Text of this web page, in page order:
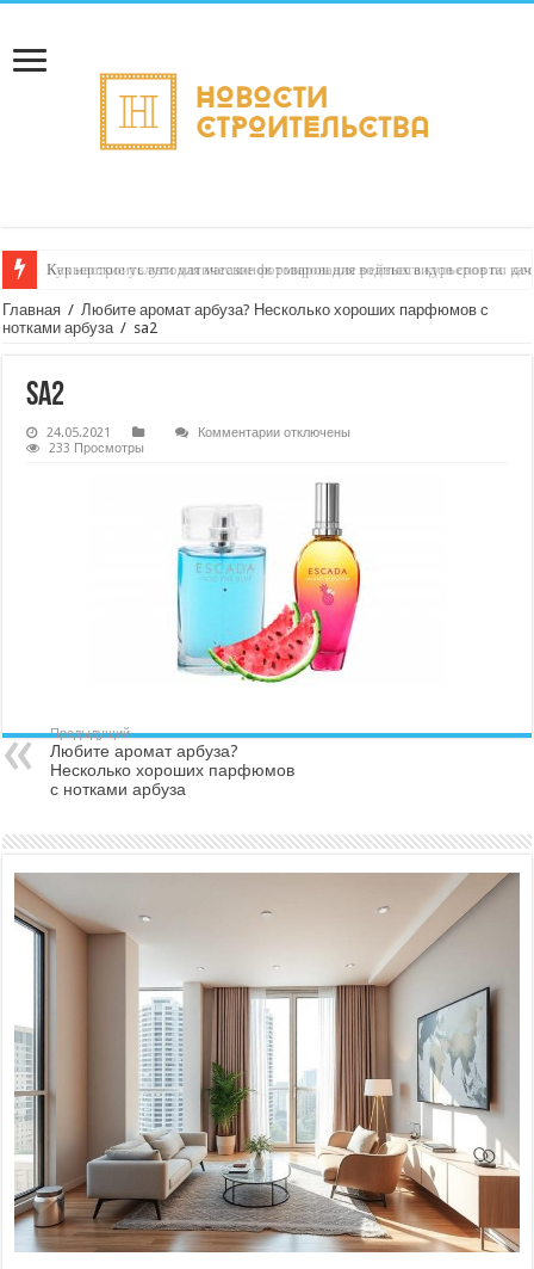
Как настроить автоматическое формирование рейтинга курьеров по
Главная / Любите аромат арбуза? Несколько хороших парфюмов с
нотками арбуза / sa2
sa2
24.05.2021 Комментариикотключены
233 Просмотры
Предыдущий
Любите аромат арбуза?
Несколько хороших парфюмов
с нотками арбуза